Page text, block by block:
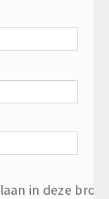
in deze